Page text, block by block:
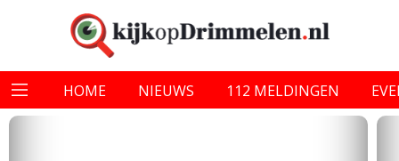
HOME NIEUWS 112 MELDINGEN